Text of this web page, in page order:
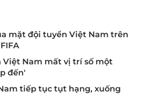
mặt đội tuyển Việt Nam trên
Việt Nam mất vị trí số một
đến'
tiếp tục tụt hạng, xuống